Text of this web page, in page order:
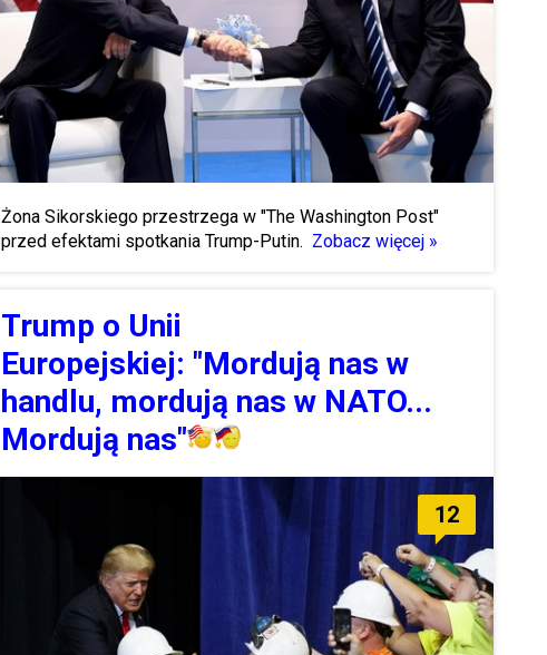
Żona Sikorskiego przestrzega w "The Washington Post"
przed efektami spotkania Trump-Putin. Zobacz więcej »
Trump o Unii
Europejskiej: "Mordują nas w
handlu, mordują nas w NATO...
Mordują nas"
12